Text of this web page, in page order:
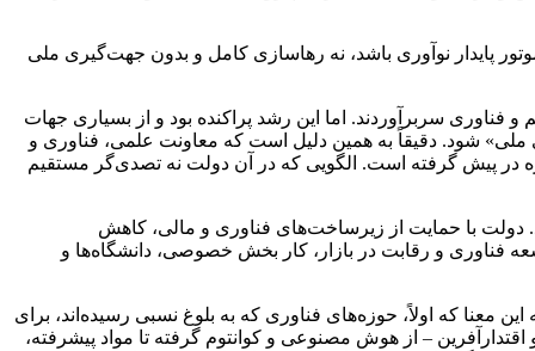
پایدار نوآوری باشد، نه رهاسازی کامل و بدون جهت‌گیری ملی
سربرآوردند. اما این رشد پراکنده بود و از بسیاری جهات
ملی» شود. دقیقاً به همین دلیل است که معاونت علمی، فناوری و
در پیش گرفته است. الگویی که در آن دولت نه تصدی‌گر مستقیم
دولت با حمایت از زیرساخت‌های فناوری و مالی، کاهش
فناوری و رقابت در بازار، کار بخش خصوصی، دانشگاه‌ها و
معنا که اولاً، حوزه‌های فناوری که به بلوغ نسبی رسیده‌اند، برای
– از هوش مصنوعی و کوانتوم گرفته تا مواد پیشرفته،